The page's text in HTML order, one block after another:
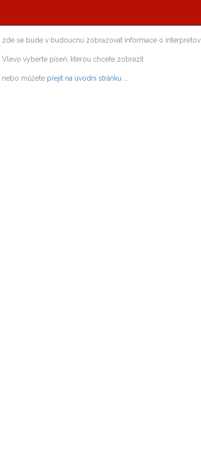
zde se bude v budoucnu zobrazovat informace o
Vlevo vyberte píseň, kterou chcete zobrazit
nebo můžete přejít na úvodní stránku ...